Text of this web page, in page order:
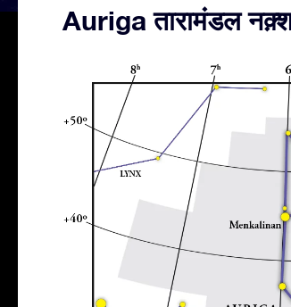
Auriga तारामंडल